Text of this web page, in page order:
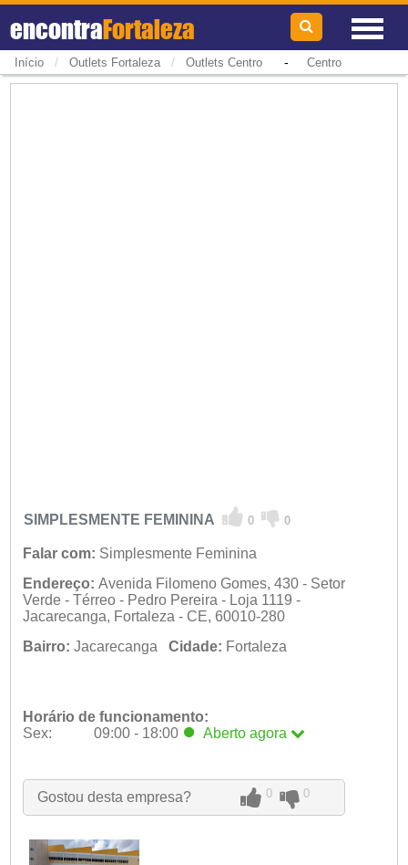
encontraFortaleza
Início / Outlets Fortaleza / Outlets Centro- Centro
SIMPLESMENTE FEMININA 0 0
Falar com: Simplesmente Feminina
Endereço: Avenida Filomeno Gomes, 430 - Setor
Verde - Térreo - Pedro Pereira - Loja 1119 -
Jacarecanga, Fortaleza - CE, 60010-280
Bairro: Jacarecanga Cidade: Fortaleza
Horário de funcionamento:
Sex:
09:00 - 18:00 Aberto agora
Qua:
09:00 - 18:00
Qui:
09:00 - 18:00
Sáb:
Fechado
Dom:
Fechado
Gostou desta empresa? 0 0